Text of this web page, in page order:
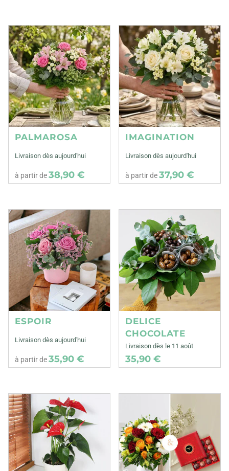
PALMAROSA
Livraison dès aujourd'hui
à partir de38,90 €
IMAGINATION
Livraison dès aujourd'hui
à partir de37,90 €
ESPOIR
Livraison dès aujourd'hui
à partir de35,90 €
DELICE
CHOCOLATE
Livraison dès le 11 août
35,90 €